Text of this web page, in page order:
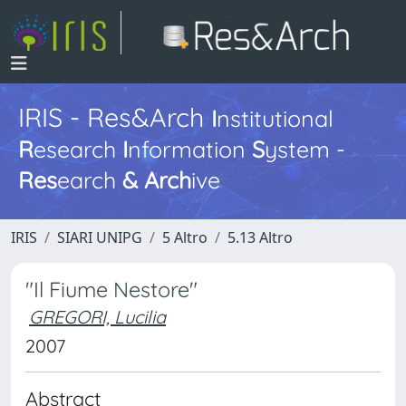
IRIS - Res&ArchInstitutional
Research InformationSystem -
Research & Archive
IRIS SIARI UNIPG 5 Altro 5.13 Altro
"Il Fiume Nestore"
GREGORI, Lucilia
2007
Abstract